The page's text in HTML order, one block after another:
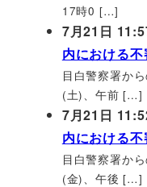
17時0 […]
7月21日
内における
目白警察署か
(土)、午前 […]
7月21日
内における
目白警察署か
(金)、午後 […]